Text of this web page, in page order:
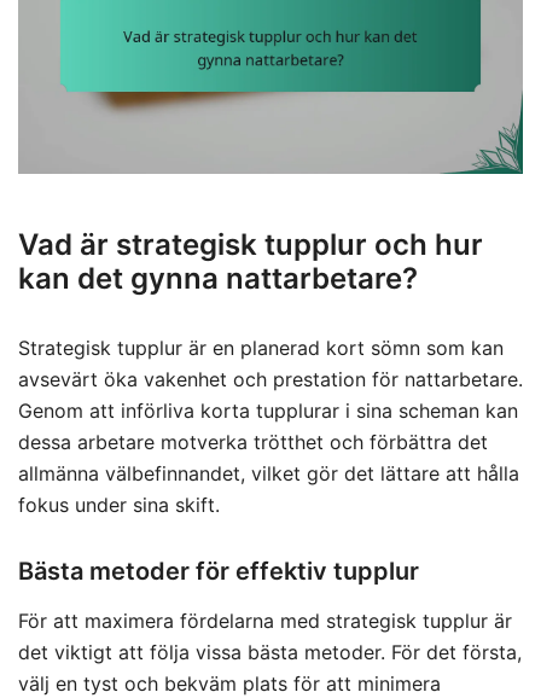
Vad är strategisk tupplur och hur
kan det gynna nattarbetare?
Strategisk tupplur är en planerad kort sömn som kan
avsevärt öka vakenhet och prestation för nattarbetare.
Genom att införliva korta tupplurar i sina scheman kan
dessa arbetare motverka trötthet och förbättra det
allmänna välbefinnandet, vilket gör det lättare att hålla
fokus under sina skift.
Bästa metoder för effektiv tupplur
För att maximera fördelarna med strategisk tupplur är
det viktigt att följa vissa bästa metoder. För det första,
välj en tyst och bekväm plats för att minimera